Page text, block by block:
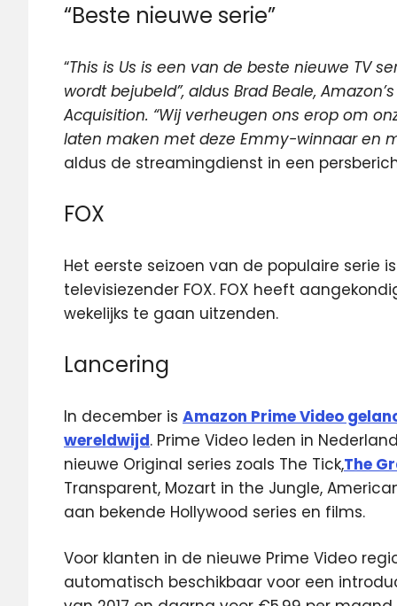
“Beste nieuwe serie”
“This is Us is een van de beste nieuwe TV
wordt bejubeld”, aldus Brad Beale,
Acquisition. “Wij verheugen ons erop om
laten maken met deze Emmy-winnaar en
aldus de streamingdienst in een
FOX
Het eerste seizoen van de populaire serie
televisiezender FOX. FOX heeft
wekelijks te gaan uitzenden.
Lancering
In december is Amazon Prime Video
wereldwijd. Prime Video leden in
nieuwe Original series zoals The Tick,The
Transparent, Mozart in the Jungle,
aan bekende Hollywood series en films.
Voor klanten in de nieuwe Prime Video
automatisch beschikbaar voor een